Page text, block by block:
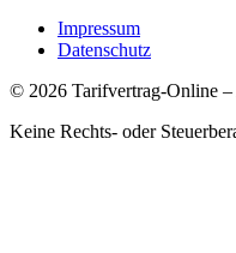
Impressum
Datenschutz
© 2026 Tarifvertrag-Online –
Keine Rechts- oder